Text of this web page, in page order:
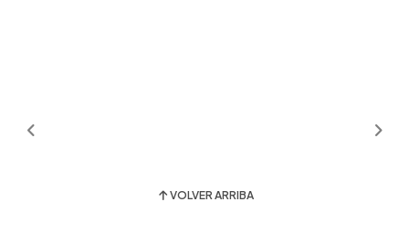
VOLVER ARRIBA